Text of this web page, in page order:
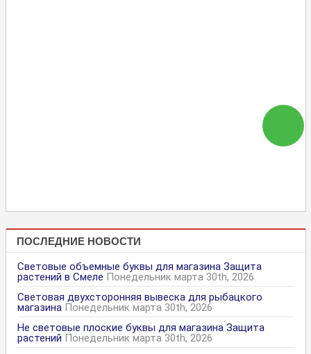
ПОСЛЕДНИЕ НОВОСТИ
Световые объемные буквы для магазина Защита
растений в Смеле Понедельник марта 30th, 2026
Световая двухсторонняя вывеска для рыбацкого
магазина Понедельник марта 30th, 2026
Не световые плоские буквы для магазина Защита
растений Понедельник марта 30th, 2026